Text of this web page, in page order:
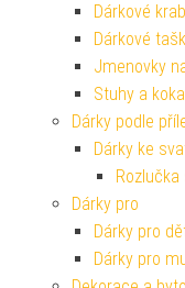
Dárkové
Dárkové
Jmenovky
Stuhy a
Dárky podle
Dárky ke
Dárky pro
Dárky pro
Dárky pro